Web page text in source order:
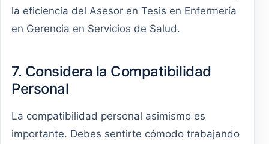
la eficiencia del Asesor en Tesis en Enfermería
en Gerencia en Servicios de Salud.
7. Considera la Compatibilidad
Personal
La compatibilidad personal asimismo es
importante. Debes sentirte cómodo trabajando